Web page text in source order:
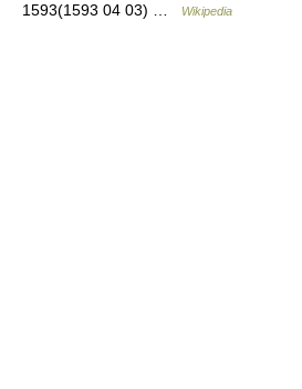
1593(1593 04 03) …
Wikipedia